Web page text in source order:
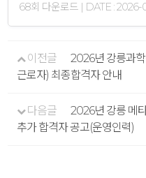
68회 다운로드 | DATE :
이전글
2026년 강릉과
근로자) 최종합격자 안내
다음글
2026년 강릉 메
추가 합격자 공고(운영인력)